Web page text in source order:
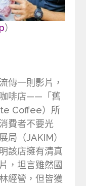
）
傳一則影片，
啡店——「舊
Coffee）所
費者不要光
局（JAKIM）
該店擁有清真
，坦言雖然國
經營，但皆獲